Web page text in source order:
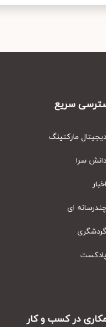
سریع
مارکتینگ
سرا
ای
در کسب و کار